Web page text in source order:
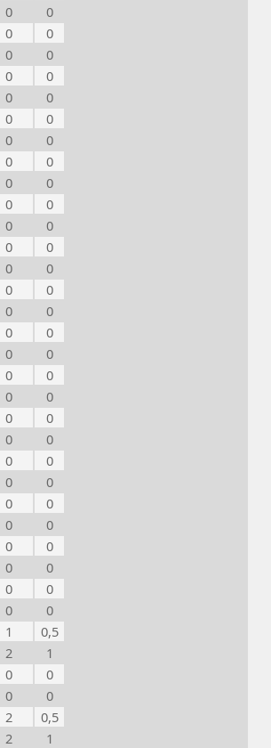
0
0
0
0
0
0
0
0
0
0
0
0
0
0
0
0
0
0
0
0
0
0
0
0
0
0
0
0
0
0
0
0
0
0
0
0
0
0
0
0
0
0
0
0
0
0
0
0
0
0
0
0
0
0
0
0
0
0
1
0,5
2
1
0
0
0
0
2
0,5
2
1